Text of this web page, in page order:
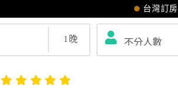
台灣訂房
1 晚